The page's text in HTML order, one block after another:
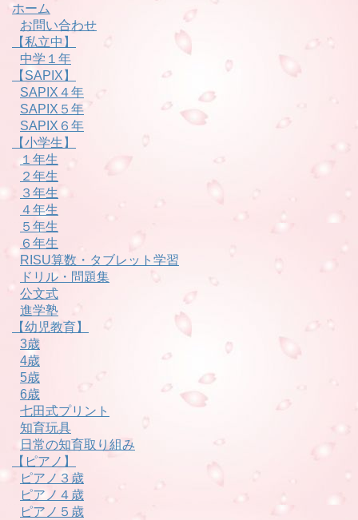
ホーム
お問い合わせ
【私立中】
中学１年
【SAPIX】
SAPIX４年
SAPIX５年
SAPIX６年
【小学生】
１年生
２年生
３年生
４年生
５年生
６年生
RISU算数・タブレット学習
ドリル・問題集
公文式
進学塾
【幼児教育】
3歳
4歳
5歳
6歳
七田式プリント
知育玩具
日常の知育取り組み
【ピアノ】
ピアノ３歳
ピアノ４歳
ピアノ５歳